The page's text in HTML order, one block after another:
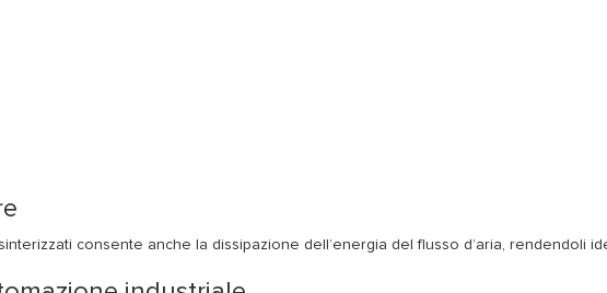
consente anche la dissipazione dell’energia del flusso d’aria, rendendoli